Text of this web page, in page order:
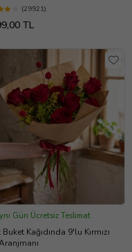
(29921)
TL
Gün Ücretsiz Teslimat
Kağıdında 9'lu Kırmızı